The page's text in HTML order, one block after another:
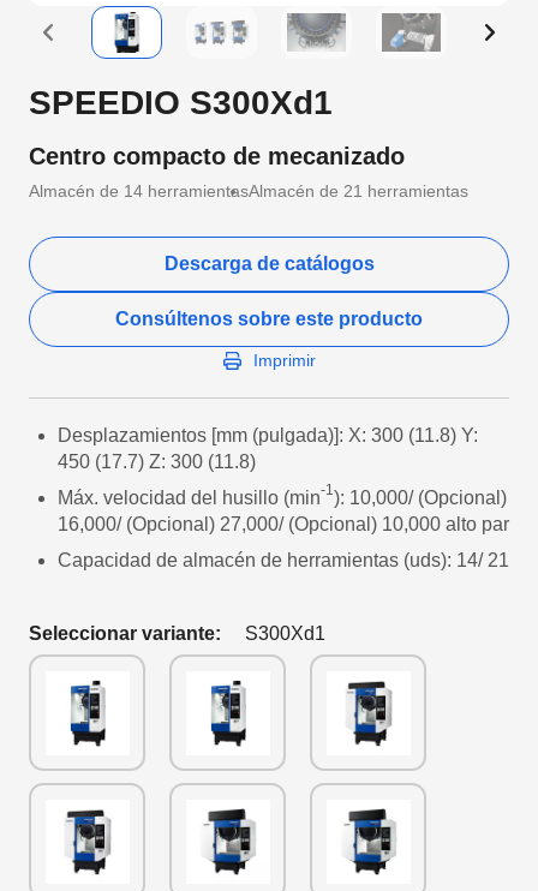
SPEEDIO S300Xd1
Centro compacto de mecanizado
Almacén de 14 herramientasAlmacén de 21 herramientas
Descarga de catálogos
Consúltenos sobre este producto
Imprimir
Desplazamientos [mm (pulgada)]: X: 300 (11.8) Y:
450 (17.7) Z: 300 (11.8)
Máx. velocidad del husillo (min-1): 10,000/ (Opcional)
16,000/ (Opcional) 27,000/ (Opcional) 10,000 alto par
Capacidad de almacén de herramientas (uds): 14/ 21
Seleccionar variante: S300Xd1